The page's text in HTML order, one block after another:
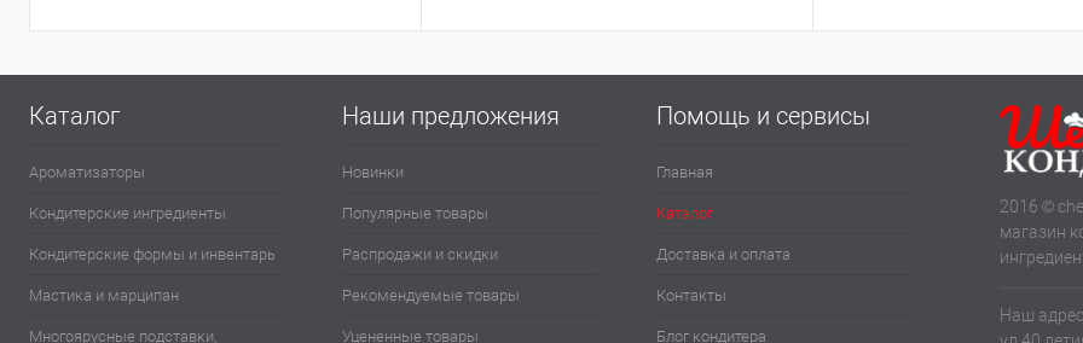
Каталог
Ароматизаторы
Кондитерские ингредиенты
Кондитерские формы и инвентарь
Мастика и марципан
Многоярусные подставки,
Наши предложения
Новинки
Популярные товары
Распродажи и скидки
Рекомендуемые товары
Уцененные товары
Помощь и сервисы
Главная
Каталог
Доставка и оплата
Контакты
Блог кондитера
2016 ©
магазин
Наш